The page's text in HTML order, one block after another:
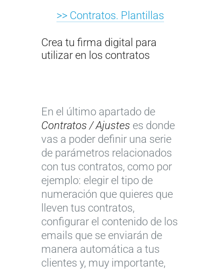
>> Contratos. Plantillas
Crea tu firma digital para
utilizar en los contratos
En el último apartado de
Contratos / Ajustes es donde
vas a poder definir una serie
de parámetros relacionados
con tus contratos, como por
ejemplo: elegir el tipo de
numeración que quieres que
lleven tus contratos,
configurar el contenido de los
emails que se enviarán de
manera automática a tus
clientes y, muy importante,